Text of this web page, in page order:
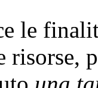
le
risorse,